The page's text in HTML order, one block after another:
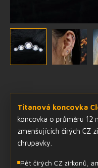
Titanová koncovka
koncovka o průměru 12
zmenšujících čirých CZ
chrupavky.
Pět čirých CZ zirkonů,